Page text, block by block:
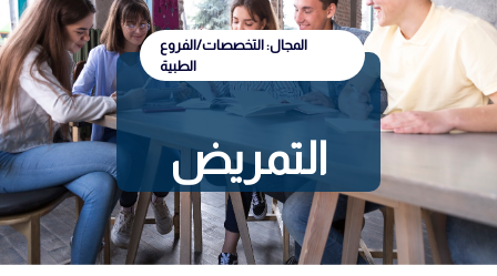
المجال: التخصصات/الفروع
الطبية
التمريض